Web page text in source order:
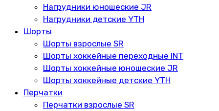
Нагрудники юношеские JR
Нагрудники детские YTH
Шорты
Шорты взрослые SR
Шорты хоккейные переходные INT
Шорты хоккейные юношеские JR
Шорты хоккейные детские YTH
Перчатки
Перчатки взрослые SR